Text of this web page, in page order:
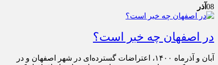
08 آذر
در اصفهان چه خبر است؟
آبان و آذرماه ۱۴۰۰، اعتراضات گسترده‌ای در شهر اصفهان و در